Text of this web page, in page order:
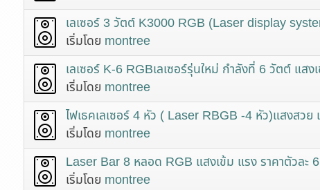
เลเซอร์ 3 วัตต์ K3000 RGB (Laser display
เริ่มโดย montree
เลเซอร์ K-6 RGBเลเซอร์รุ่นใหม่ กำลังที่ 6 วัตต์ แส
เริ่มโดย montree
ไฟเธคเลเซอร์ 4 หัว ( Laser RBGB -4 หัว)แสงสวย
เริ่มโดย montree
Laser Bar 8 หลอด RGB แสงเข้ม แรง ราคาตัวละ
เริ่มโดย montree